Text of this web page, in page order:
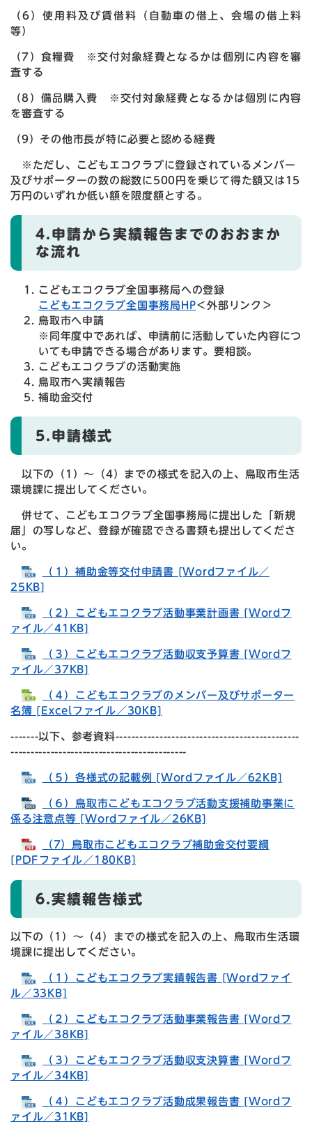
（6）使用料及び賃借料（自動車の借上、会場の借上料
等）
（7）食糧費 ※交付対象経費となるかは個別に内容を審
査する
（8）備品購入費 ※交付対象経費となるかは個別に内容
を審査する
（9）その他市長が特に必要と認める経費
※ただし、こどもエコクラブに登録されているメンバー
及びサポーターの数の総数に500円を乗じて得た額又は15
万円のいずれか低い額を限度額とする。
4.申請から実績報告までのおおまか
な流れ
こどもエコクラブ全国事務局への登録
こどもエコクラブ全国事務局HP＜外部リンク＞
鳥取市へ申請
※同年度中であれば、申請前に活動していた内容につ
いても申請できる場合があります。要相談。
こどもエコクラブの活動実施
鳥取市へ実績報告
補助金交付
5.申請様式
以下の（1）～（4）までの様式を記入の上、鳥取市生活
環境課に提出してください。
併せて、こどもエコクラブ全国事務局に提出した「新規
届」の写しなど、登録が確認できる書類も提出してくださ
い。
（１）補助金等交付申請書 [Wordファイル／
25KB]
（２）こどもエコクラブ活動事業計画書 [Wordフ
ァイル／41KB]
（３）こどもエコクラブ活動収支予算書 [Wordフ
ァイル／37KB]
（４）こどもエコクラブのメンバー及びサポーター
名簿 [Excelファイル／30KB]
-------以下、参考資料----------------------------------------------
--------------------------------------------
（５）各様式の記載例 [Wordファイル／62KB]
（６）鳥取市こどもエコクラブ活動支援補助事業に
係る注意点等 [Wordファイル／26KB]
（7）鳥取市こどもエコクラブ補助金交付要綱
[PDFファイル／180KB]
6.実績報告様式
以下の（1）～（4）までの様式を記入の上、鳥取市生活環
境課に提出してください。
（１）こどもエコクラブ実績報告書 [Wordファイ
ル／33KB]
（２）こどもエコクラブ活動事業報告書 [Wordフ
ァイル／38KB]
（３）こどもエコクラブ活動収支決算書 [Wordフ
ァイル／34KB]
（４）こどもエコクラブ活動成果報告書 [Wordフ
ァイル／31KB]